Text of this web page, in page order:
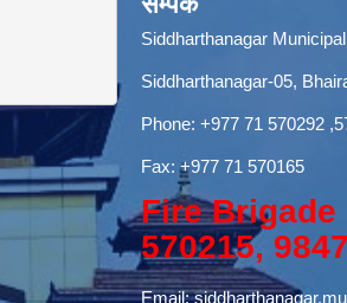
Siddharthanagar
Siddharthanagar-05,
Phone: +977 71 570292
Fax: +977 71 570165
Fire Brigade
570215,
Email: